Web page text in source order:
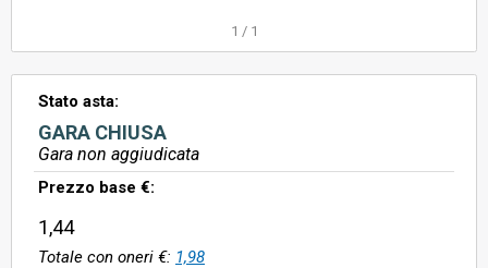
1 / 1
Stato asta:
GARA CHIUSA
Gara non aggiudicata
Prezzo base €:
1,44
Totale con oneri €: 1,98